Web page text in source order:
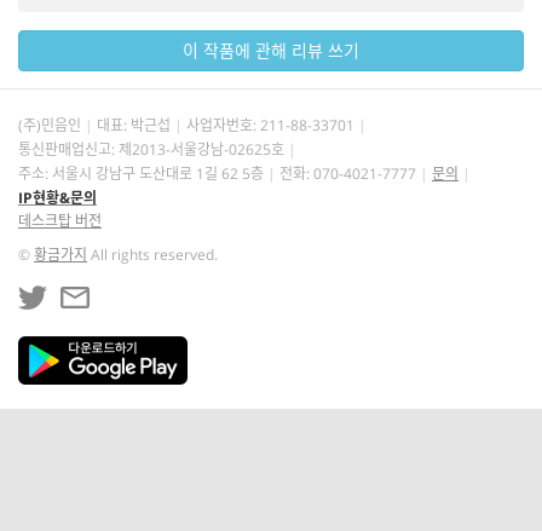
이 작품에 관해 리뷰 쓰기
(주)민음인 대표: 박근섭 사업자번호: 211-88-33701
통신판매업신고: 제2013-서울강남-02625호
주소: 서울시 강남구 도산대로 1길 62 5층
전화: 070-4021-7777
문의
IP현황&문의
데스크탑 버전
©황금가지 All rights reserved.